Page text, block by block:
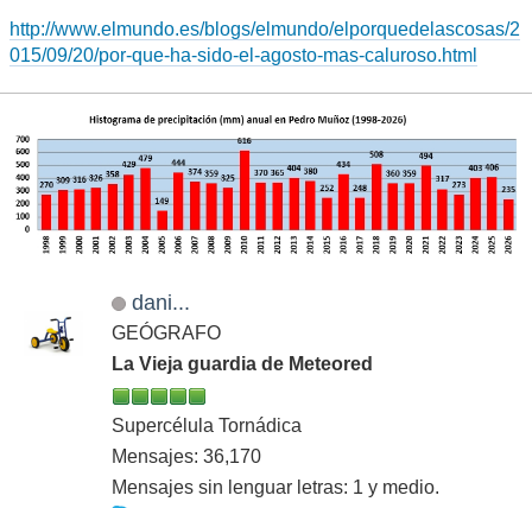
http://www.elmundo.es/blogs/elmundo/elporquedelascosas/2
015/09/20/por-que-ha-sido-el-agosto-mas-caluroso.html
dani...
GEÓGRAFO
La Vieja guardia de Meteored
Supercélula Tornádica
Mensajes: 36,170
Mensajes sin lenguar letras: 1 y medio.